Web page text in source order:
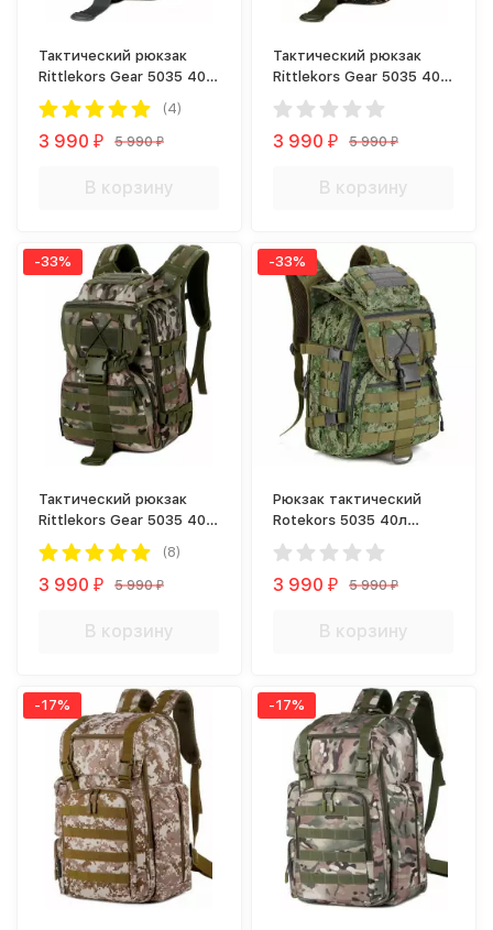
Тактический рюкзак
Rittlekors Gear 5035 40л
ACU Digital
(4)
3 990₽ 5 990₽
В корзину
Тактический рюкзак
Rittlekors Gear 5035 40л
Digital Woodland
3 990₽ 5 990₽
В корзину
-33%
Тактический рюкзак
Rittlekors Gear 5035 40л
Лесной камуфляж
(8)
3 990₽ 5 990₽
В корзину
-33%
Рюкзак тактический
Rotekors 5035 40л
Лесной камуфляж
цифра
3 990₽ 5 990₽
В корзину
-17% -17%